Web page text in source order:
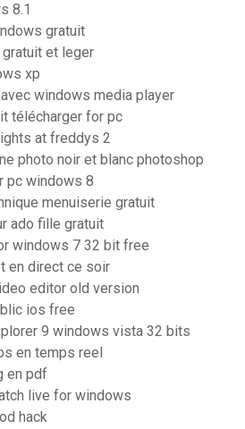
8.1
gratuit
et leger
xp
windows media player
télécharger for pc
at freddys 2
photo noir et blanc photoshop
pc windows 8
menuiserie gratuit
ado fille gratuit
windows 7 32 bit free
en direct ce soir
editor old version
ios free
9 windows vista 32 bits
en temps reel
en pdf
live for windows
hack